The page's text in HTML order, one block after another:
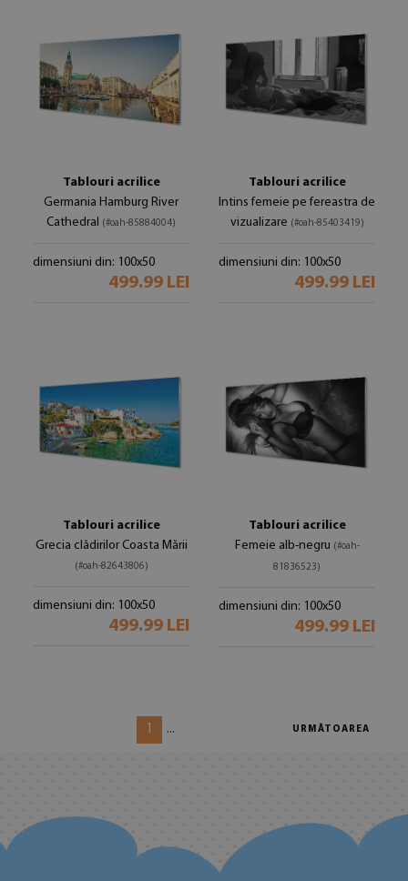
Tablouri acrilice
Germania Hamburg River
Cathedral (#oah-85884004)
dimensiuni din: 100x50
499.99 LEI
Tablouri acrilice
Intins femeie pe fereastra de
vizualizare (#oah-85403419)
dimensiuni din: 100x50
499.99 LEI
Tablouri acrilice
Grecia clădirilor Coasta Mării
(#oah-82643806)
dimensiuni din: 100x50
499.99 LEI
Tablouri acrilice
Femeie alb-negru (#oah-
81836523)
dimensiuni din: 100x50
499.99 LEI
1 ... URMĂTOAREA